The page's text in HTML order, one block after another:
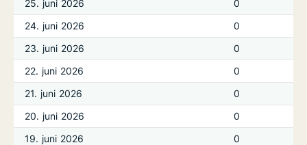
25. juni 2026
0
24. juni 2026
0
23. juni 2026
0
22. juni 2026
0
21. juni 2026
0
20. juni 2026
0
19. juni 2026
0